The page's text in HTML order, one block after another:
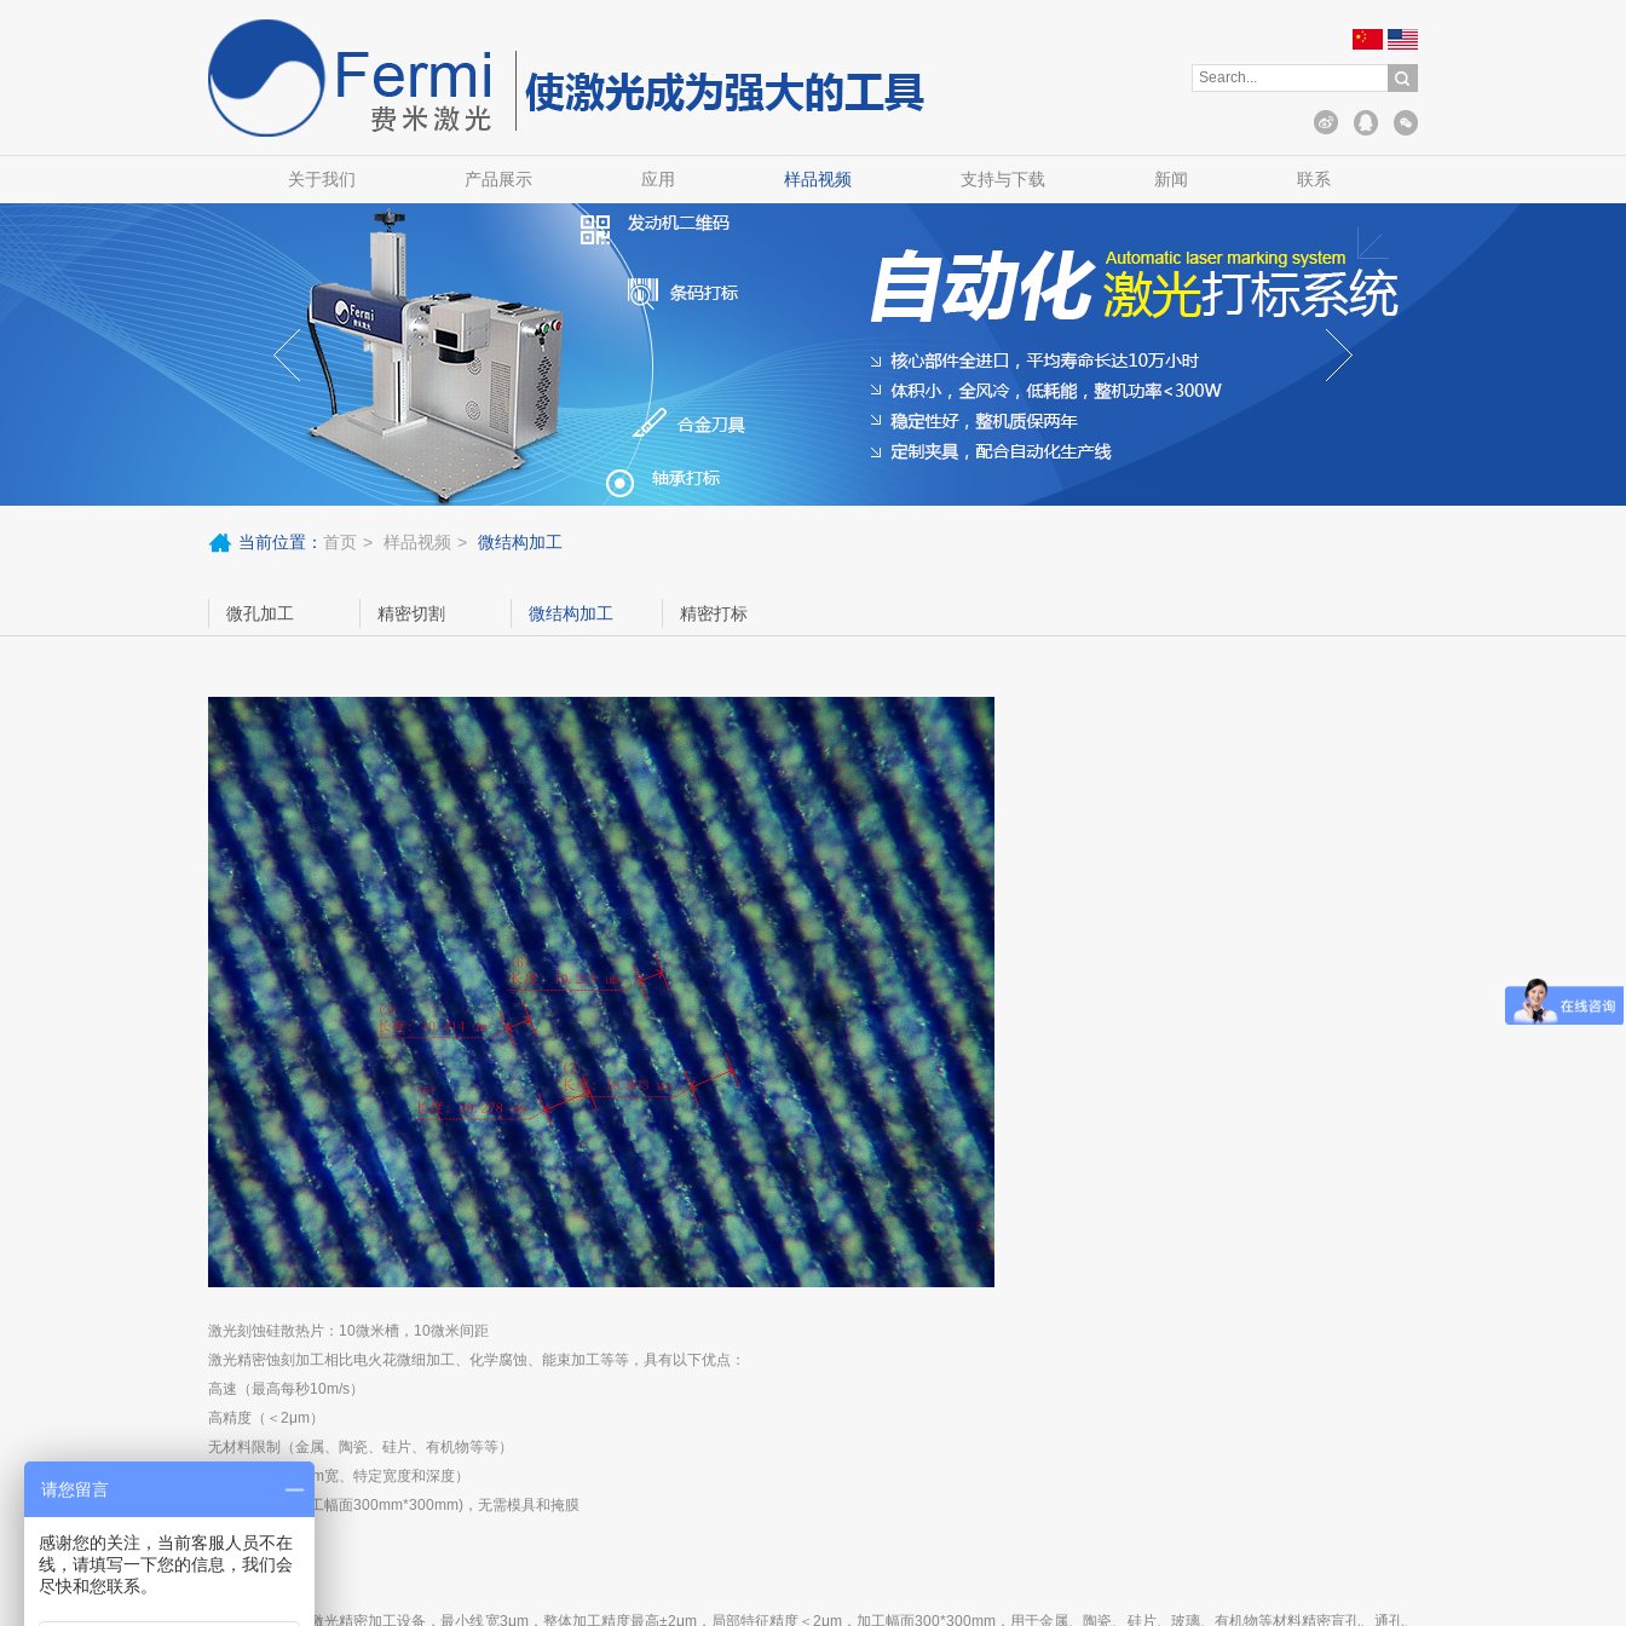
关于我们 产品展示 应用 样品视频 支持与下载 新闻 联系
当前位置： 首页 样品视频 微结构加工
微孔加工 精密切割 微结构加工 精密打标
激光刻蚀硅散热片：10微米槽，10微米间距
激光精密蚀刻加工相比电火花微细加工、化学腐蚀、能束加工等等，具有以下优点：
高速（最高每秒10m/s）
高精度（＜ 2μm）
无材料限制（金属、陶瓷、硅片、有机物等等）
m宽、特定宽度和深度）
分布可定制（加工幅面300mm*300mm) ，无需模具和掩膜
无污染无耗材
直接加工
费米激光提供的激光精密加工设备，最小线宽3μm，整体加工精度最高±2μm，局部特征精度＜2μm ，加工幅面300*300mm ，用于金属、陶瓷、硅片、玻璃、有机物等材料精密盲孔、通孔、
请您留言
感谢您的关注，当前客服人员不在
线，请填写一下您的信息，我们会
尽快和您联系。